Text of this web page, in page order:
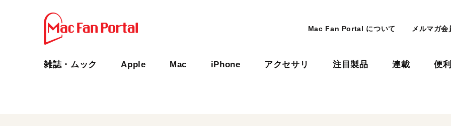
Mac Fan Portal について メルマガ会
雑誌・ムック Apple Mac iPhone アクセサリ 注目製品 連載 便